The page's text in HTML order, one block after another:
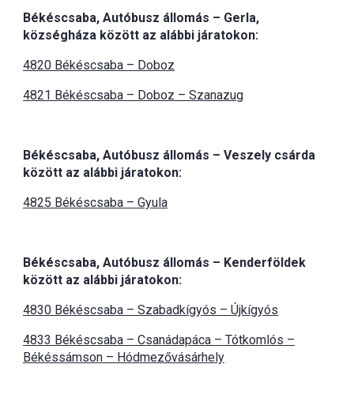
Békéscsaba, Autóbusz állomás – Gerla,
községháza között az alábbi járatokon:
4820 Békéscsaba – Doboz
4821 Békéscsaba – Doboz – Szanazug
Békéscsaba, Autóbusz állomás – Veszely csárda
között az alábbi járatokon:
4825 Békéscsaba – Gyula
Békéscsaba, Autóbusz állomás – Kenderföldek
között az alábbi járatokon:
4830 Békéscsaba – Szabadkígyós – Újkígyós
4833 Békéscsaba – Csanádapáca – Tótkomlós –
Békéssámson – Hódmezővásárhely